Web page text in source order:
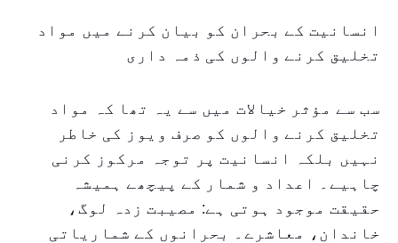
انسانیت کے بحران کو بیان کرنے میں مواد
تخلیق کرنے والوں کی ذمہ داری
سب سے مؤثر خیالات میں سے یہ تھا کہ مواد
تخلیق کرنے والوں کو صرف ویوز کی خاطر
نہیں بلکہ انسانیت پر توجہ مرکوز کرنی
چاہیے۔ اعداد و شمار کے پیچھے ہمیشہ
حقیقت موجود ہوتی ہے: مصیبت زدہ لوگ،
خاندان، معاشرے۔ بحرانوں کے شماریاتی